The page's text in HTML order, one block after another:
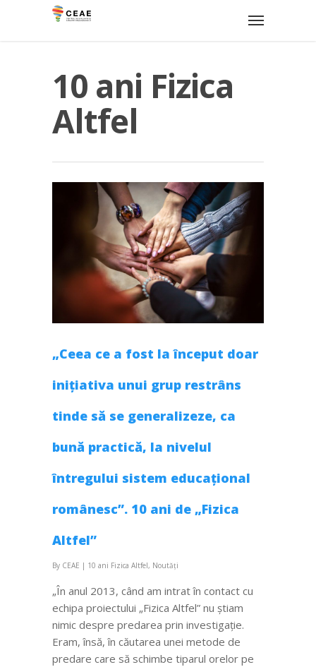
10 ani Fizica
Altfel
„Ceea ce a fost la început doar
inițiativa unui grup restrâns
tinde să se generalizeze, ca
bună practică, la nivelul
întregului sistem educațional
românesc”. 10 ani de „Fizica
Altfel”
By CEAE | 10 ani Fizica Altfel, Noutăți
„În anul 2013, când am intrat în contact cu
echipa proiectului „Fizica Altfel” nu știam
nimic despre predarea prin investigație.
Eram, însă, în căutarea unei metode de
predare care să schimbe tiparul orelor pe